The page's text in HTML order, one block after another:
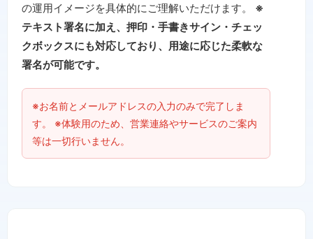
の運用イメージを具体的にご理解いただけます。 ※
テキスト署名に加え、押印・手書きサイン・チェッ
クボックスにも対応しており、用途に応じた柔軟な
署名が可能です。
※お名前とメールアドレスの入力のみで完了しま
す。 ※体験用のため、営業連絡やサービスのご案内
等は一切行いません。